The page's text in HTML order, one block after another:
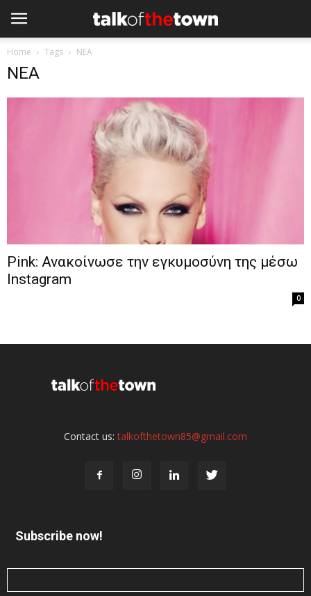
Home Tags ΝΕΑ
ΝΕΑ
Pink: Ανακοίνωσε την εγκυμοσύνη της μέσω
Instagram
0
Contact us:talkofthetown85@gmail.com
Subscribe now!